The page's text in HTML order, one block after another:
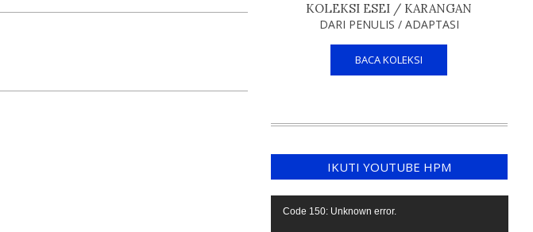
KOLEKSI ESEI / KARANGAN
DARI PENULIS / ADAPTASI
BACA KOLEKSI
IKUTI YOUTUBE HPM
Video
Code 150: Unknown error.